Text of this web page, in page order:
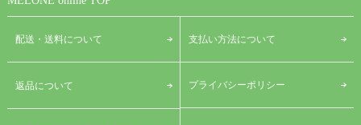
配送・送料について 支払い方法について
返品について プライバシーポリシー